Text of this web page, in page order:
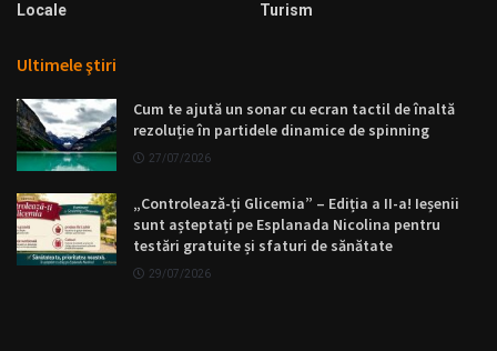
Locale
Turism
Ultimele ştiri
Cum te ajută un sonar cu ecran tactil de înaltă
rezoluție în partidele dinamice de spinning
27/07/2026
„Controlează-ți Glicemia” – Ediția a II-a! Ieșenii
sunt așteptați pe Esplanada Nicolina pentru
testări gratuite și sfaturi de sănătate
29/07/2026